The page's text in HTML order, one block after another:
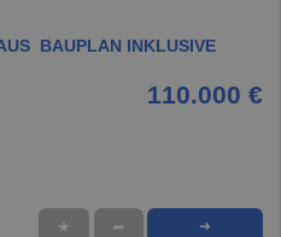
 BAUPLAN INKLUSIVE
110.000 €
★ ➦ ➜